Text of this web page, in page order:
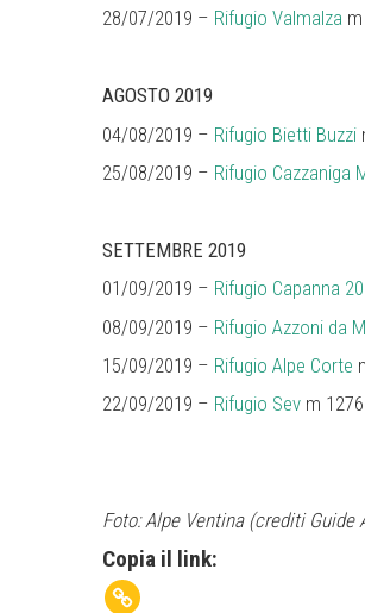
28/07/2019 – Rifugio Valmalza
AGOSTO 2019
04/08/2019 – Rifugio Bietti Buzzi
25/08/2019 – Rifugio Cazzaniga
SETTEMBRE 2019
01/09/2019 – Rifugio Capanna
08/09/2019 – Rifugio Azzoni da
15/09/2019 – Rifugio Alpe Corte
22/09/2019 – Rifugio Sev m
Foto: Alpe Ventina (crediti Guide
Copia il link: